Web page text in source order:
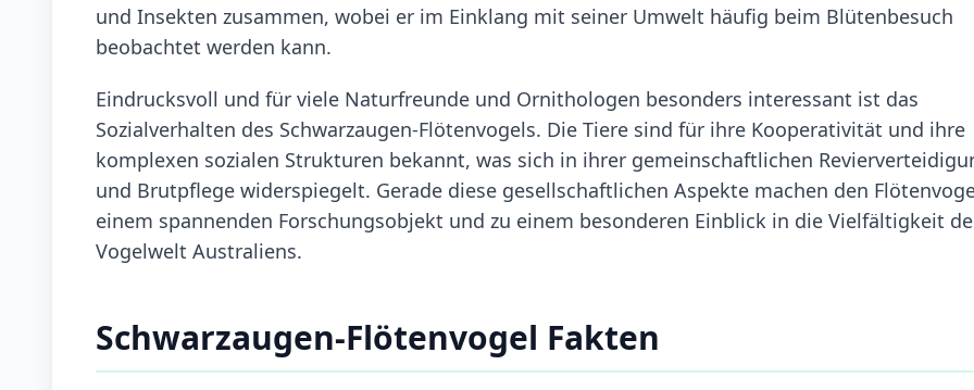
und Insekten zusammen, wobei er im Einklang mit seiner Umwelt häufig beim Blütenbesuch
beobachtet werden kann.
Eindrucksvoll und für viele Naturfreunde und Ornithologen besonders interessant ist das
Sozialverhalten des Schwarzaugen-Flötenvogels. Die Tiere sind für ihre Kooperativität und ihre
komplexen sozialen Strukturen bekannt, was sich in ihrer gemeinschaftlichen
und Brutpflege widerspiegelt. Gerade diese gesellschaftlichen Aspekte machen den
einem spannenden Forschungsobjekt und zu einem besonderen Einblick in die Vielfältigkeit
Vogelwelt Australiens.
Schwarzaugen-Flötenvogel Fakten